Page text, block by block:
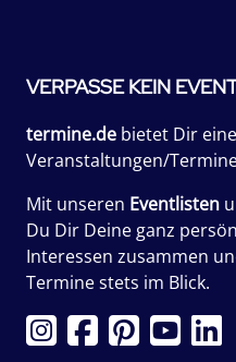
VERPASSE KEIN
termine.de bietet Dir
Veranstaltungen/
Mit unseren Eventlisten
Du Dir Deine ganz
Interessen zusammen
Termine stets im Blick.